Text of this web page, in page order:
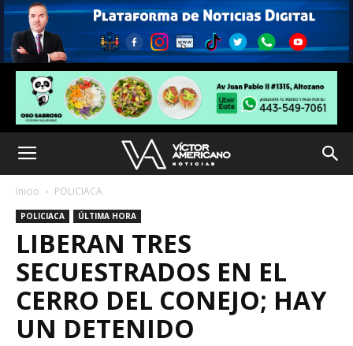
Inicio POLICIACA
POLICIACA ÚLTIMA HORA
LIBERAN TRES
SECUESTRADOS EN EL
CERRO DEL CONEJO; HAY
UN DETENIDO